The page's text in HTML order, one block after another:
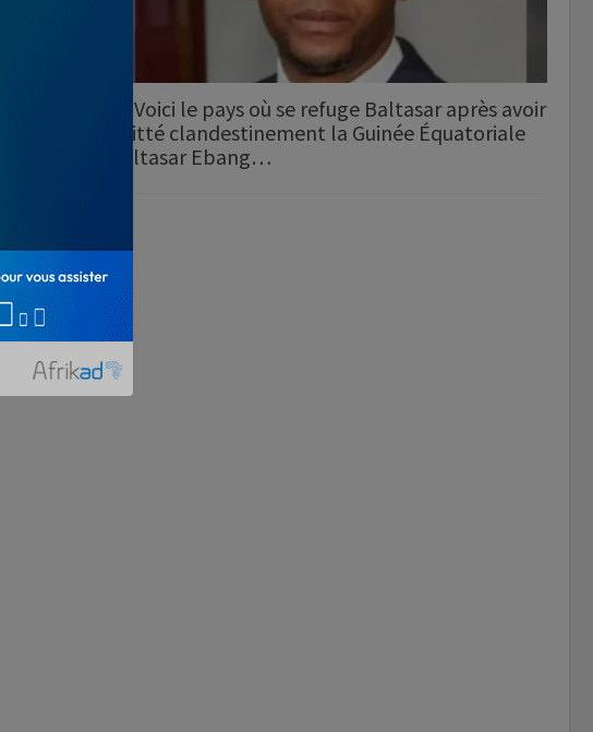
Voici le pays où se refuge Baltasar après avoir
quitté clandestinement la Guinée Équatoriale
Baltasar Ebang…